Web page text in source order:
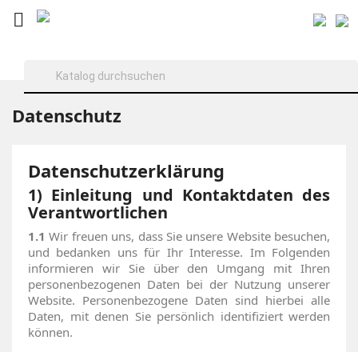

Datenschutz
Datenschutzerklärung
1) Einleitung und Kontaktdaten des
Verantwortlichen
1.1 Wir freuen uns, dass Sie unsere Website besuchen,
und bedanken uns für Ihr Interesse. Im Folgenden
informieren wir Sie über den Umgang mit Ihren
personenbezogenen Daten bei der Nutzung unserer
Website. Personenbezogene Daten sind hierbei alle
Daten, mit denen Sie persönlich identifiziert werden
können.